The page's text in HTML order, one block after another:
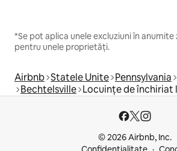
*Se pot aplica unele excluziuni în
pentru unele proprietăți.
Airbnb Statele Unite Pennsylvania
Bechtelsville Locuințe de închiriat
© 2026 Airbnb, Inc.